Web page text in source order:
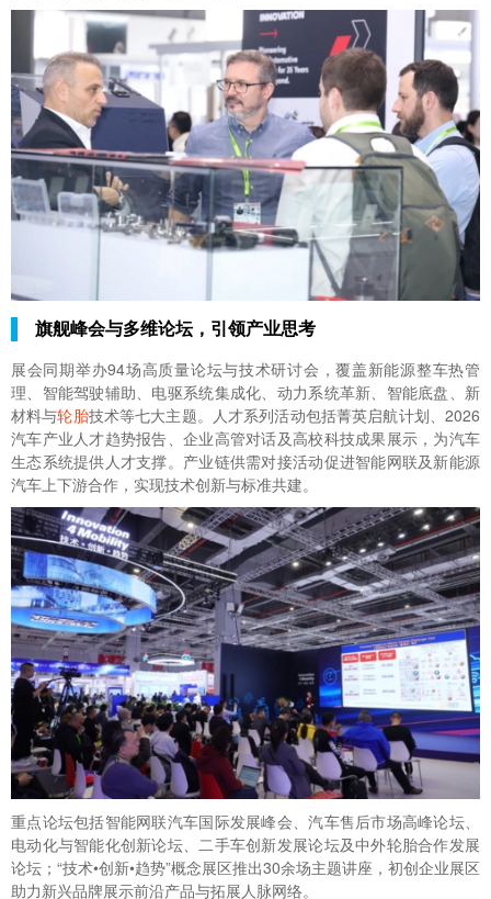
旗舰峰会与多维论坛，引领产业思考
展会同期举办94场高质量论坛与技术研讨会，覆盖新能源整车热管
理、智能驾驶辅助、电驱系统集成化、动力系统革新、智能底盘、新
材料与轮胎技术等七大主题。人才系列活动包括菁英启航计划、2026
汽车产业人才趋势报告、企业高管对话及高校科技成果展示，为汽车
生态系统提供人才支撑。产业链供需对接活动促进智能网联及新能源
汽车上下游合作，实现技术创新与标准共建。
重点论坛包括智能网联汽车国际发展峰会、汽车售后市场高峰论坛、
电动化与智能化创新论坛、二手车创新发展论坛及中外轮胎合作发展
论坛；“技术•创新•趋势”概念展区推出30余场主题讲座，初创企业展区
助力新兴品牌展示前沿产品与拓展人脉网络。